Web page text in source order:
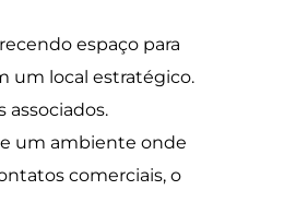
espaço para
um local estratégico.
um ambiente onde
comerciais, o